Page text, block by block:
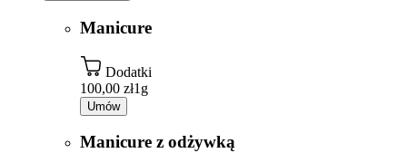
Manicure
Dodatki
100,00 zł1g
Umów
Manicure z odżywką